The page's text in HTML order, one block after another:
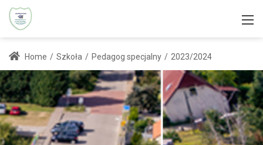
Home / Szkoła / Pedagog specjalny / 2023/2024